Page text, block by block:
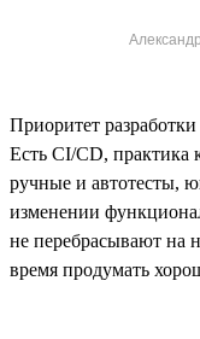
Приоритет
Есть CI/CD, практика
ручные и автотесты,
изменении
не перебрасывают на
время продумать